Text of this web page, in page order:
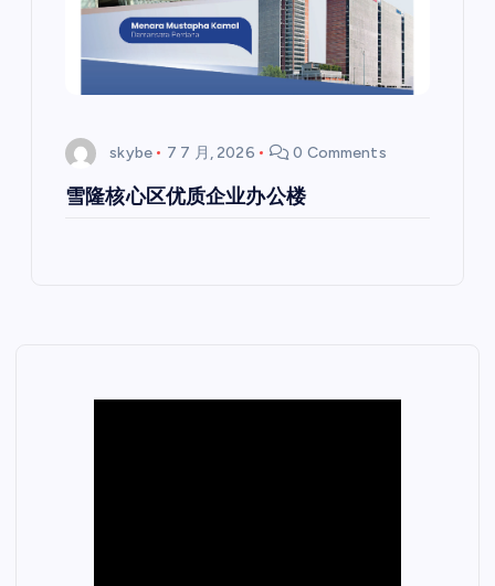
skybe 7 7 月, 2026 0 Comments
雪隆核心区优质企业办公楼